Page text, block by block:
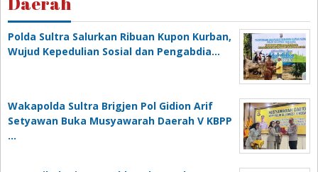
Polda Sultra Salurkan Ribuan Kupon Kurban,
Wujud Kepedulian Sosial dan Pengabdia…
Wakapolda Sultra Brigjen Pol Gidion Arif
Setyawan Buka Musyawarah Daerah V KBPP
…